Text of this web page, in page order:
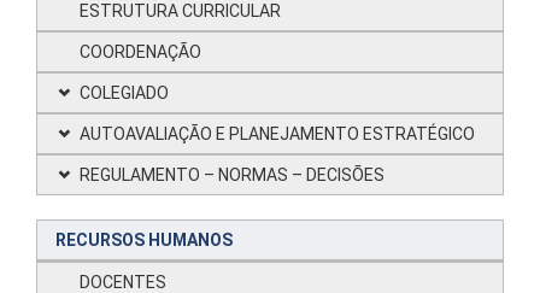
ESTRUTURA CURRICULAR
COORDENAÇÃO
COLEGIADO
AUTOAVALIAÇÃO E PLANEJAMENTO ESTRATÉGICO
REGULAMENTO – NORMAS – DECISÕES
RECURSOS HUMANOS
DOCENTES